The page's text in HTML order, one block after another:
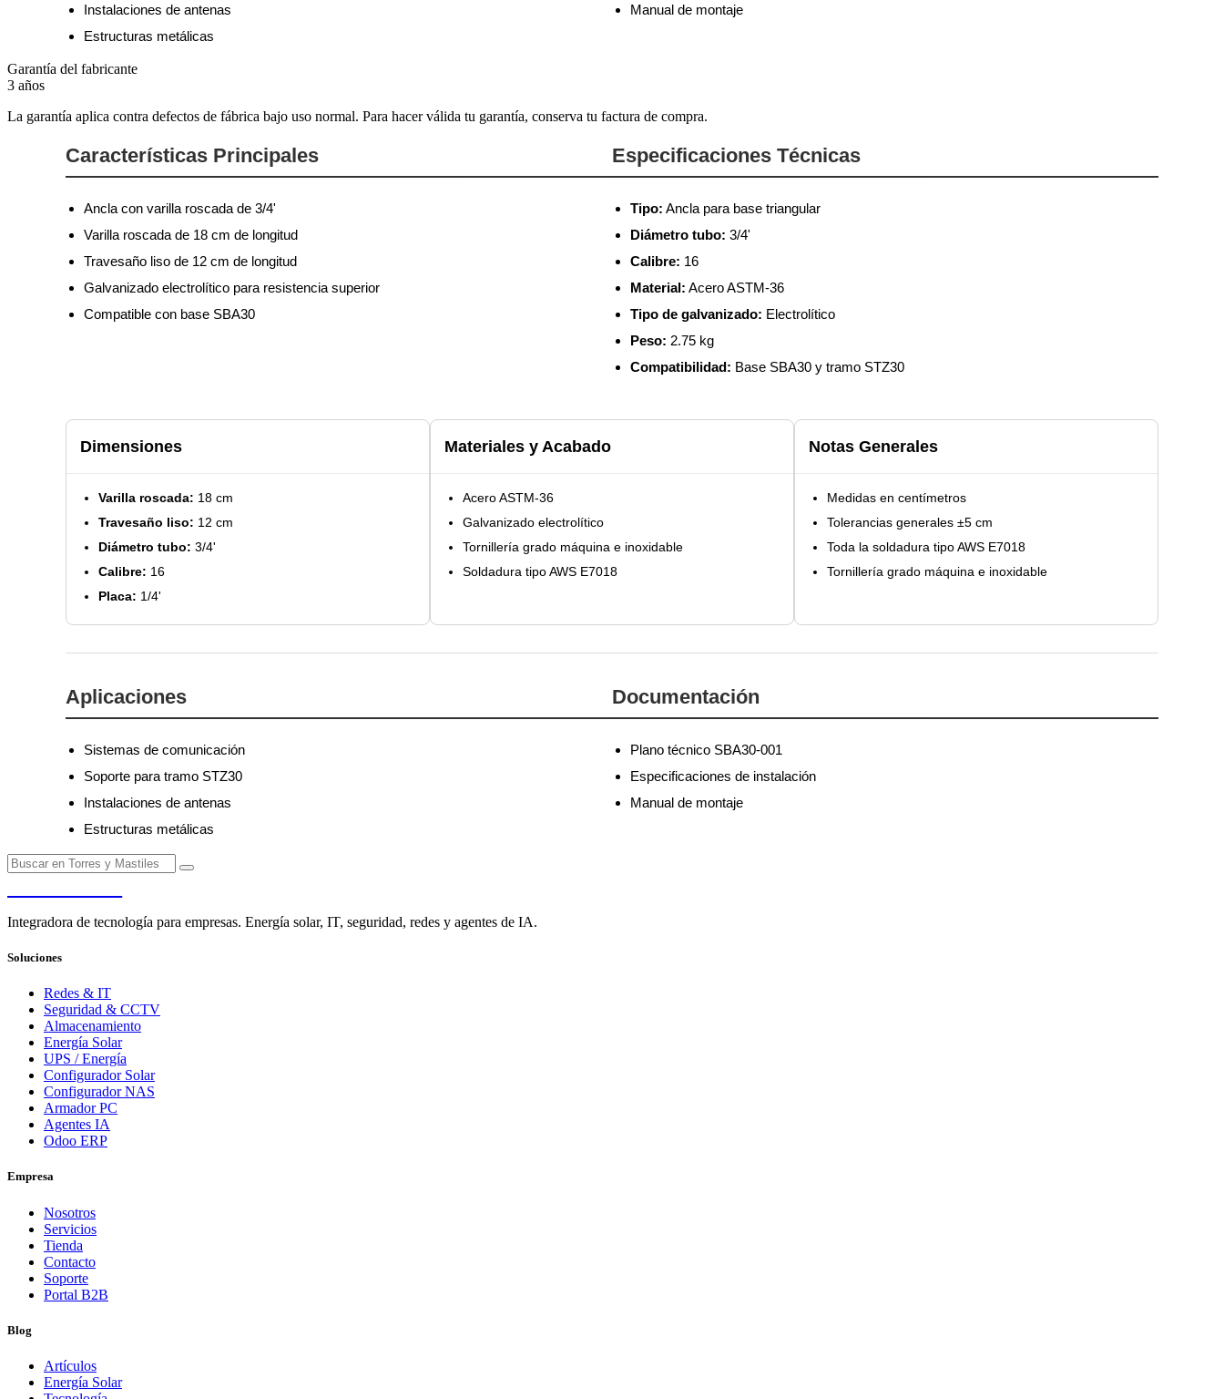
Instalaciones de antenas
Estructuras metálicas
Manual de montaje
Garantía del fabricante
3 años
La garantía aplica contra defectos de fábrica bajo uso normal. Para hacer válida tu garantía, conserva tu factura de compra.
Características Principales
Ancla con varilla roscada de 3/4'
Varilla roscada de 18 cm de longitud
Travesaño liso de 12 cm de longitud
Galvanizado electrolítico para resistencia superior
Compatible con base SBA30
Especificaciones Técnicas
Tipo: Ancla para base triangular
Diámetro tubo: 3/4'
Calibre: 16
Material: Acero ASTM-36
Tipo de galvanizado: Electrolítico
Peso: 2.75 kg
Compatibilidad: Base SBA30 y tramo STZ30
Dimensiones
Varilla roscada: 18 cm
Travesaño liso: 12 cm
Diámetro tubo: 3/4'
Calibre: 16
Placa: 1/4'
Materiales y Acabado
Acero ASTM-36
Galvanizado electrolítico
Tornillería grado máquina e inoxidable
Soldadura tipo AWS E7018
Notas Generales
Medidas en centímetros
Tolerancias generales ±5 cm
Toda la soldadura tipo AWS E7018
Tornillería grado máquina e inoxidable
Aplicaciones
Sistemas de comunicación
Soporte para tramo STZ30
Instalaciones de antenas
Estructuras metálicas
Documentación
Plano técnico SBA30-001
Especificaciones de instalación
Manual de montaje
Integradora de tecnología para empresas. Energía solar, IT, seguridad, redes y agentes de IA.
Soluciones
Redes & IT
Seguridad & CCTV
Almacenamiento
Energía Solar
UPS / Energía
Configurador Solar
Configurador NAS
Armador PC
Agentes IA
Odoo ERP
Empresa
Nosotros
Servicios
Tienda
Contacto
Soporte
Portal B2B
Blog
Artículos
Energía Solar